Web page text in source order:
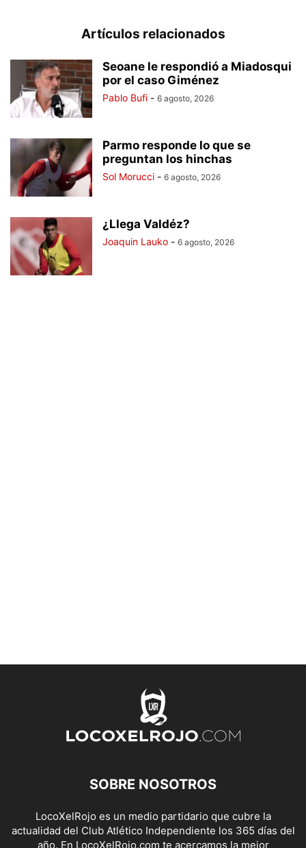
Artículos relacionados
Seoane le respondió a Miadosqui
por el caso Giménez
Pablo Bufi - 6 agosto, 2026
Parmo responde lo que se
preguntan los hinchas
Sol Morucci - 6 agosto, 2026
¿Llega Valdéz?
Joaquin Lauko - 6 agosto, 2026
SOBRE NOSOTROS
LocoXelRojo es un medio partidario que cubre la
actualidad del Club Atlético Independiente los 365 días del
año. En LocoXelRojo.com te acercamos la mejor